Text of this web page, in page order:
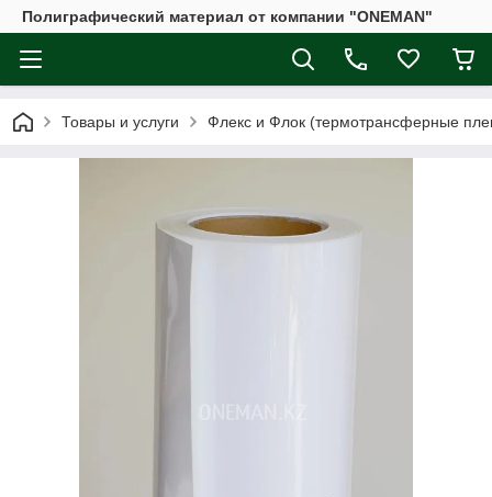
Полиграфический материал от компании "ONEMAN"
Товары и услуги Флекс и Флок (термотрансферные